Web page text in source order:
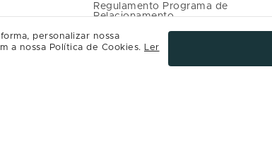
Regulamento Programa de
Relacionamento
personalizar nossa
a nossa Política de Cookies. Ler